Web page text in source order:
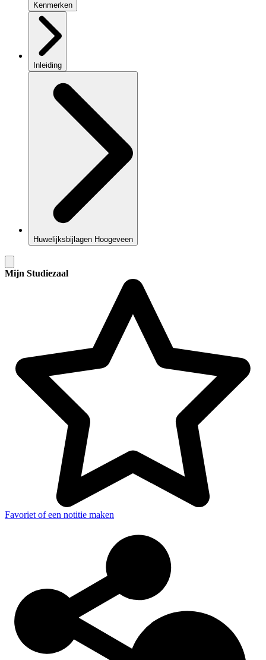
Kenmerken
Inleiding
Huwelijksbijlagen Hoogeveen
Mijn Studiezaal
Favoriet of een notitie maken